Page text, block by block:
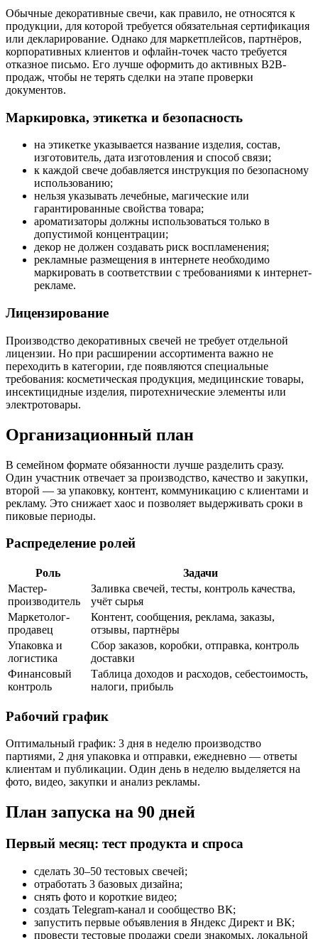
Обычные декоративные свечи, как правило, не относятся к
продукции, для которой требуется обязательная сертификация
или декларирование. Однако для маркетплейсов, партнёров,
корпоративных клиентов и офлайн-точек часто требуется
отказное письмо. Его лучше оформить до активных B2B-
продаж, чтобы не терять сделки на этапе проверки
документов.
Маркировка, этикетка и безопасность
на этикетке указывается название изделия, состав,
изготовитель, дата изготовления и способ связи;
к каждой свече добавляется инструкция по безопасному
использованию;
нельзя указывать лечебные, магические или
гарантированные свойства товара;
ароматизаторы должны использоваться только в
допустимой концентрации;
декор не должен создавать риск воспламенения;
рекламные размещения в интернете необходимо
маркировать в соответствии с требованиями к интернет-
рекламе.
Лицензирование
Производство декоративных свечей не требует отдельной
лицензии. Но при расширении ассортимента важно не
переходить в категории, где появляются специальные
требования: косметическая продукция, медицинские товары,
инсектицидные изделия, пиротехнические элементы или
электротовары.
Организационный план
В семейном формате обязанности лучше разделить сразу.
Один участник отвечает за производство, качество и закупки,
второй — за упаковку, контент, коммуникацию с клиентами и
рекламу. Это снижает хаос и позволяет выдерживать сроки в
пиковые периоды.
Распределение ролей
Роль
Задачи
Мастер-
производитель
Заливка свечей, тесты, контроль качества,
учёт сырья
Маркетолог-
продавец
Контент, сообщения, реклама, заказы,
отзывы, партнёры
Упаковка и
логистика
Сбор заказов, коробки, отправка, контроль
доставки
Финансовый
контроль
Таблица доходов и расходов, себестоимость,
налоги, прибыль
Рабочий график
Оптимальный график: 3 дня в неделю производство
партиями, 2 дня упаковка и отправки, ежедневно — ответы
клиентам и публикации. Один день в неделю выделяется на
фото, видео, закупки и анализ рекламы.
План запуска на 90 дней
Первый месяц: тест продукта и спроса
сделать 30–50 тестовых свечей;
отработать 3 базовых дизайна;
снять фото и короткие видео;
создать Telegram-канал и сообщество ВК;
запустить первые объявления в Яндекс Директ и ВК;
провести тестовые продажи среди знакомых, локальной